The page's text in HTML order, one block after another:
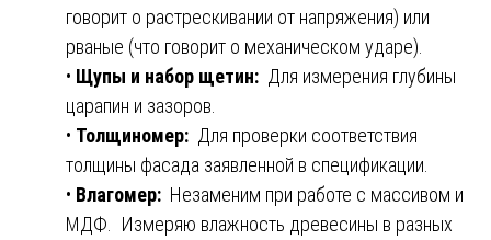
говорит о растрескивании от напряжения) или
рваные (что говорит о механическом ударе).
• Щупы и набор щетин: Для измерения глубины
царапин и зазоров.
• Толщиномер: Для проверки соответствия
толщины фасада заявленной в спецификации.
• Влагомер: Незаменим при работе с массивом и
МДФ. Измеряю влажность древесины в разных